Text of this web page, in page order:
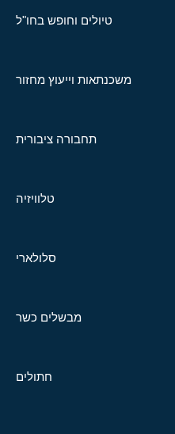
טיולים וחופש בחו"ל
משכנתאות וייעוץ מחזור
תחבורה ציבורית
טלוויזיה
סלולארי
מבשלים כשר
חתולים